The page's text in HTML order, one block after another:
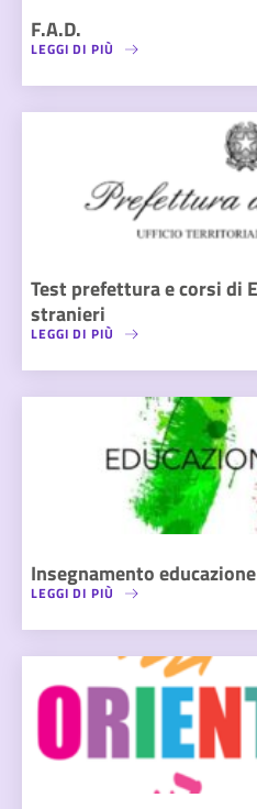
F.A.D.
LEGGI DI PIÙ
Test prefettura e corsi di
stranieri
LEGGI DI PIÙ
Insegnamento
LEGGI DI PIÙ